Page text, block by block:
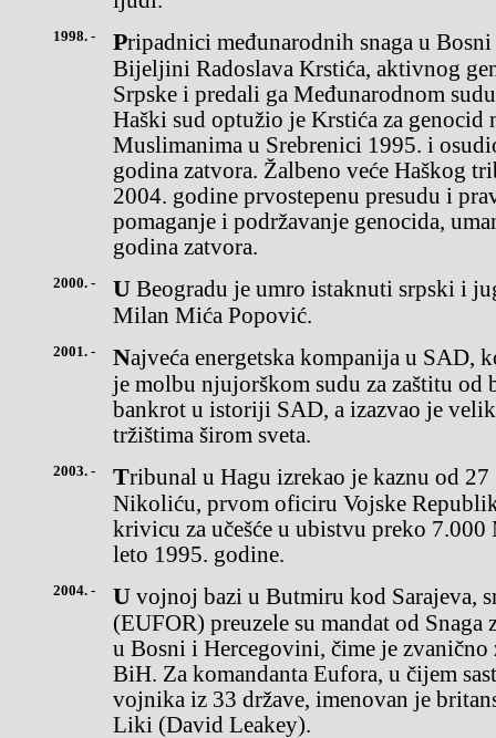
1998. - Pripadnici međunarodnih snaga u Bosni (Sfor) uhapsili su u
Bijeljini Radoslava Krstića, aktivnog
Srpske i predali ga Međunarodnom
Haški sud optužio je Krstića za genocid
Muslimanima u Srebrenici 1995. i
godina zatvora. Žalbeno veće Haškog
2004. godine prvostepenu presudu i
pomaganje i podržavanje genocida,
godina zatvora.
2000. - U Beogradu je umro istaknuti srpski i jugoslovenski slikar i grafičar
Milan Mića Popović.
2001. - Najveća energetska kompanija u SAD, korporacija Enron podnela
je molbu njujorškom sudu za zaštitu od
bankrot u istoriji SAD, a izazvao je
tržištima širom sveta.
2003. - Tribunal u Hagu izrekao je kaznu od 27 godina zatvora Momiru
Nikoliću, prvom oficiru Vojske
krivicu za učešće u ubistvu preko
leto 1995. godine.
2004. - U vojnoj bazi u Butmiru kod Sarajeva, snage Evropske unije
(EUFOR) preuzele su mandat od
u Bosni i Hercegovini, čime je zvanično
BiH. Za komandanta Eufora, u čijem
vojnika iz 33 države, imenovan je
Liki (David Leakey).